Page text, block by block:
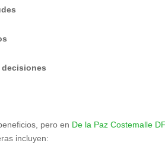
decisiones
pero en De la Paz Costemalle
incluyen: